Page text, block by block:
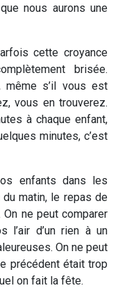
nous aurons une
cette croyance
brisée.
s’il vous est
vous en trouverez.
à chaque enfant,
minutes, c’est
enfants dans les
matin, le repas de
ne peut comparer
l’air d’un rien à un
On ne peut
précédent était trop
on fait la fête.